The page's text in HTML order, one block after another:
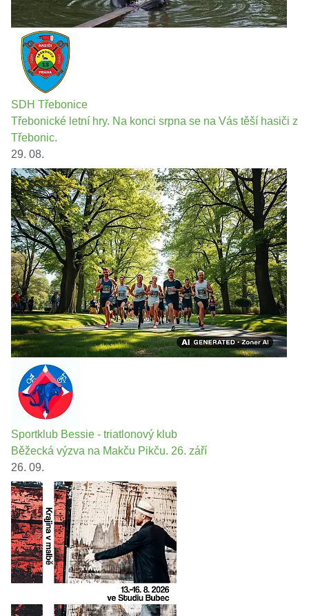
SDH Třebonice
Třebonické letní hry. Na konci srpna se na Vás těší hasiči z
Třebonic.
29. 08.
Sportklub Bessie - triatlonový klub
Běžecká výzva na Makču Pikču. 26. září
26. 09.